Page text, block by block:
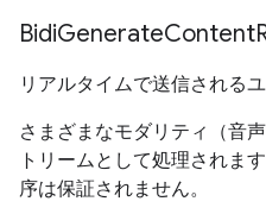
BidiGenerateContent
リアルタイムで送信されるユ
さまざまなモダリティ（音
トリームとして処理されま
序は保証されません。